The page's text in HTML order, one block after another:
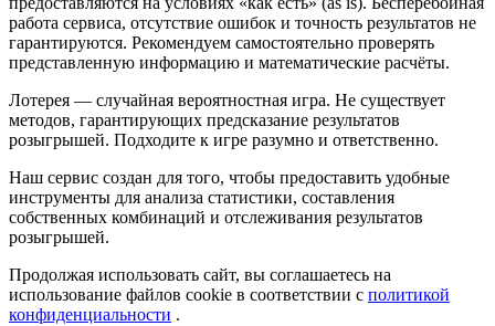
работа сервиса, отсутствие ошибок и точность результатов не
гарантируются. Рекомендуем самостоятельно проверять
представленную информацию и математические расчёты.
Лотерея — случайная вероятностная игра. Не существует
методов, гарантирующих предсказание результатов
розыгрышей. Подходите к игре разумно и ответственно.
Наш сервис создан для того, чтобы предоставить удобные
инструменты для анализа статистики, составления
собственных комбинаций и отслеживания результатов
розыгрышей.
Продолжая использовать сайт, вы соглашаетесь на
использование файлов cookie в соответствии с политикой
конфиденциальности .